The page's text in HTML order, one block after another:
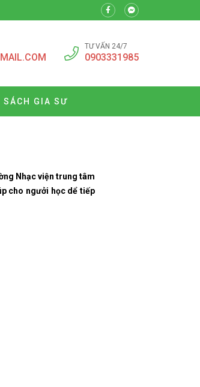
TƯ VẤN 24/7
0903331985
SÁCH GIA SƯ
Nhạc viện trung tâm
cho ngưởi học dể tiếp